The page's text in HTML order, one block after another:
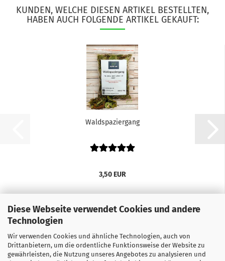
Diese Webseite verwendet Cookies und andere
Technologien
Wir verwenden Cookies und ähnliche Technologien, auch von
Drittanbietern, um die ordentliche Funktionsweise der Website zu
gewährleisten, die Nutzung unseres Angebotes zu analysieren und
KUNDEN, WELCHE DIESEN ARTIKEL BESTELLTEN,
HABEN AUCH FOLGENDE ARTIKEL GEKAUFT:
Waldspaziergang
3,50 EUR